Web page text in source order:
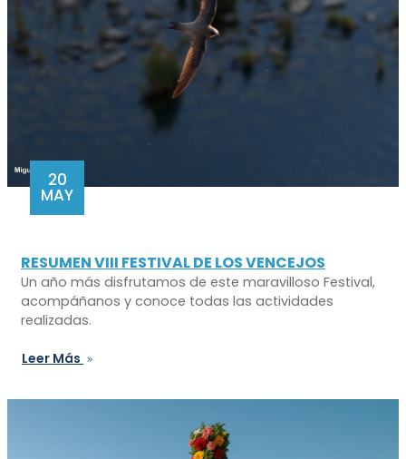
20
MAY
RESUMEN VIII FESTIVAL DE LOS VENCEJOS
Un año más disfrutamos de este maravilloso Festival,
acompáñanos y conoce todas las actividades
realizadas.
Leer Más